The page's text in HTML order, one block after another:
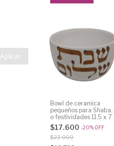
Aplicar
Bowl de ceramica
pequeños para Shabat
o festividades 11.5 x 7
cm - consultar
modelos disponibles
$17.600 -20% OFF
$22.000